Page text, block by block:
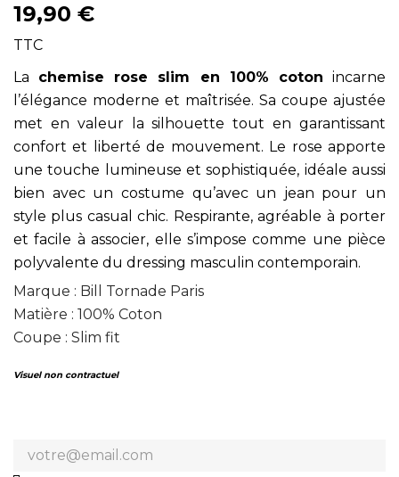
19,90 €
TTC
La chemise rose slim en 100% coton incarne
l’élégance moderne et maîtrisée. Sa coupe ajustée
met en valeur la silhouette tout en garantissant
confort et liberté de mouvement. Le rose apporte
une touche lumineuse et sophistiquée, idéale aussi
bien avec un costume qu’avec un jean pour un
style plus casual chic. Respirante, agréable à porter
et facile à associer, elle s’impose comme une pièce
polyvalente du dressing masculin contemporain.
Marque : Bill Tornade Paris
Matière : 100% Coton
Coupe : Slim fit
Visuel non contractuel